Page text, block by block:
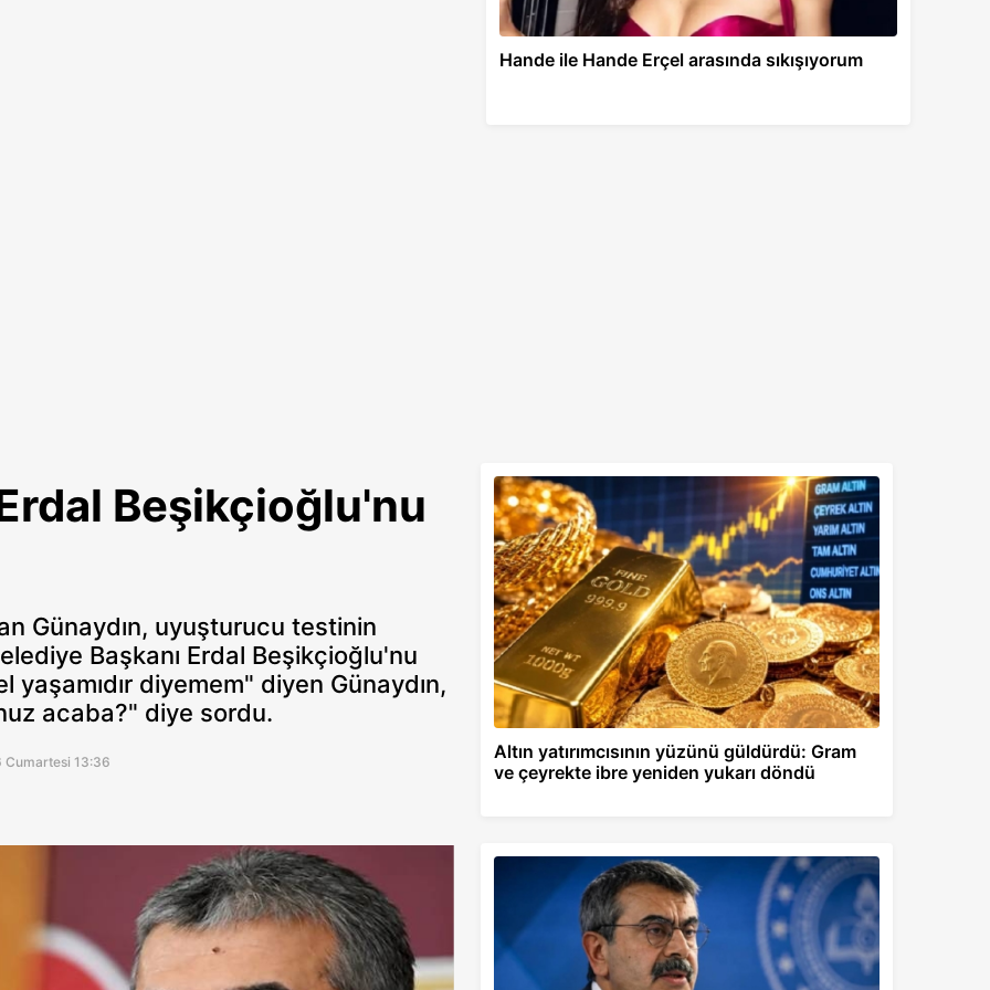
Hande ile Hande Erçel arasında sıkışıyorum
Beşikçioğlu'nu
Günaydın, uyuşturucu testinin
Başkanı Erdal Beşikçioğlu'nu
diyemem" diyen Günaydın,
acaba?" diye sordu.
Cumartesi 13:36
Altın yatırımcısının yüzünü güldürdü: Gram
ve çeyrekte ibre yeniden yukarı döndü